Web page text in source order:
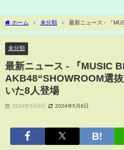
ホーム 未分類
最新ニュース - 『MUSIC BLOOD』最終回は
AKB48“SHOWROOM選抜” 配信バトルを勝ち
未分類
最新ニュース - 『MUSIC
AKB48“SHOWROOM選
いた8人登場
2024年5月6日 2024年5月6日